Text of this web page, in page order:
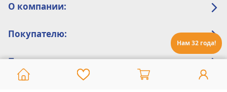
Нам 32 года!
О компании:
Покупателю:
Помощь: